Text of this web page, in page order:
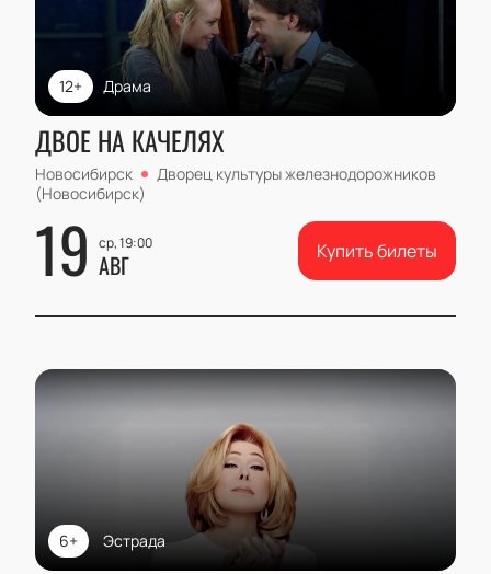
Драма
12+
ДВОЕ НА КАЧЕЛЯХ
Новосибирск
Дворец культуры железнодорожников
(Новосибирск)
19 ср, 19:00
АВГ Купить билеты
Эстрада
6+